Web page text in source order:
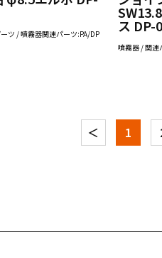
ツ / 噴霧器関連パーツ:PA/DP ス DP-
噴霧器 / 関連
＜ 1